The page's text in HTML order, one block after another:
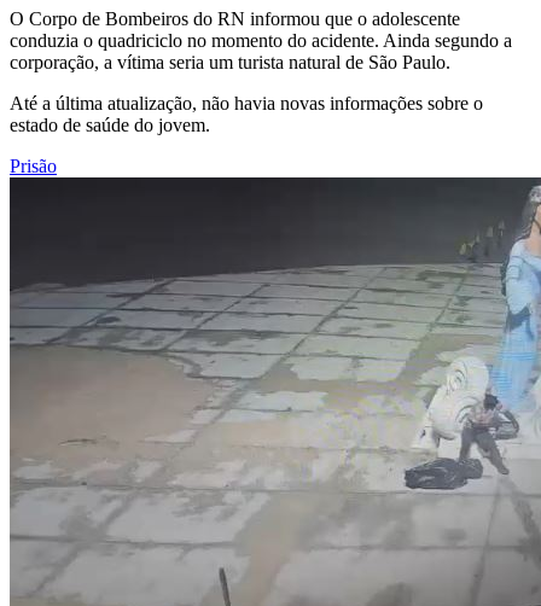
O Corpo de Bombeiros do RN informou que o adolescente
conduzia o quadriciclo no momento do acidente. Ainda segundo a
corporação, a vítima seria um turista natural de São Paulo.
Até a última atualização, não havia novas informações sobre o
estado de saúde do jovem.
Prisão